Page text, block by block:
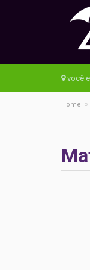
você
Home »